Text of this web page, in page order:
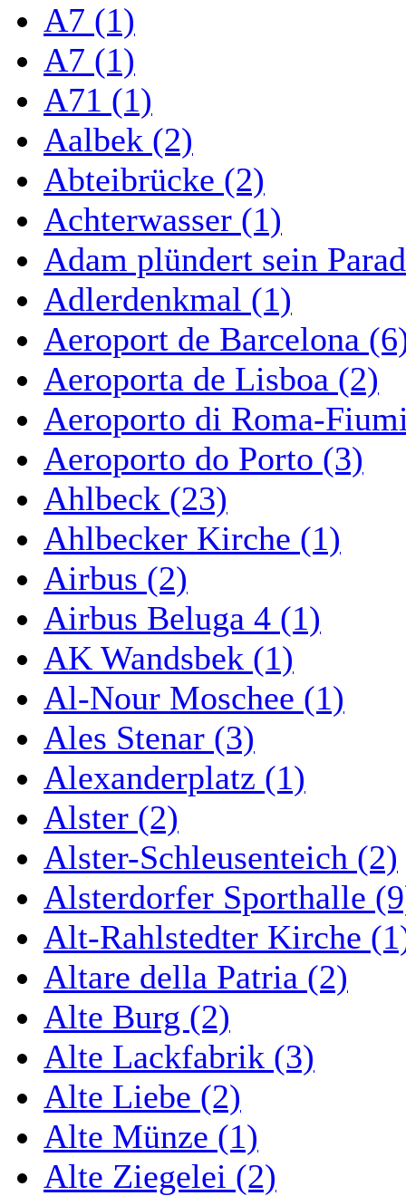
A7 (1)
A7 (1)
A71 (1)
Aalbek (2)
Abteibrücke (2)
Achterwasser (1)
Adam plündert sein
Adlerdenkmal (1)
Aeroport de Barcelona
Aeroporta de Lisboa (2)
Aeroporto di Roma-
Aeroporto do Porto (3)
Ahlbeck (23)
Ahlbecker Kirche (1)
Airbus (2)
Airbus Beluga 4 (1)
AK Wandsbek (1)
Al-Nour Moschee (1)
Ales Stenar (3)
Alexanderplatz (1)
Alster (2)
Alster-Schleusenteich (2)
Alsterdorfer Sporthalle
Alt-Rahlstedter Kirche
Altare della Patria (2)
Alte Burg (2)
Alte Lackfabrik (3)
Alte Liebe (2)
Alte Münze (1)
Alte Ziegelei (2)